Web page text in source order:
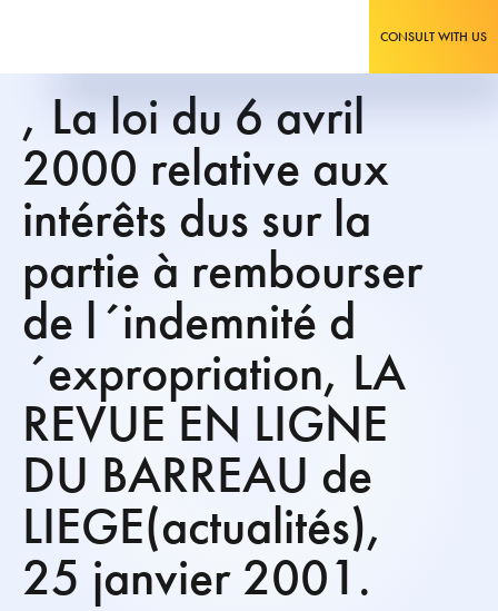
CONSULT WITH US
, La loi du 6 avril
2000 relative aux
intérêts dus sur la
partie à rembourser
de l´indemnité d
´expropriation, LA
REVUE EN LIGNE
DU BARREAU de
LIEGE(actualités),
25 janvier 2001.